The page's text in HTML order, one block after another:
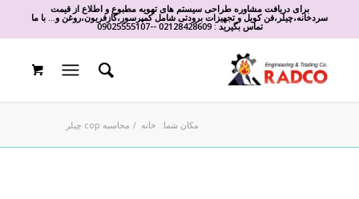
برای دریافت مشاوره طراحی سیستم های تهویه مطبوع و اطلاع از قیمت
سردخانه،چیلر،فن کویل و تجهیزات برودتی شامل کمپرسور،گازفریون،روغن و... با ما
تماس بگیرید :02128428609
-
-
09025555107
مکان شما: خانه / محاسبه cop چیلر